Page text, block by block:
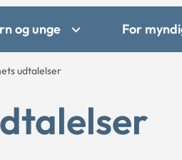
og unge For
udtalelser